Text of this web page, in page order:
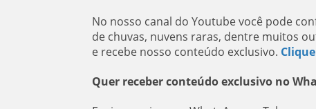
No nosso canal do Youtube você pode
de chuvas, nuvens raras, dentre muitos
e recebe nosso conteúdo exclusivo.
Quer receber conteúdo exclusivo no